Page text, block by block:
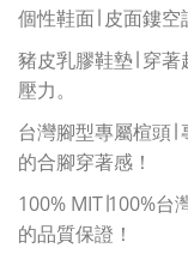
個性鞋面∣ 皮面鏤空
豬皮乳膠鞋墊∣ 穿
壓力。
台灣腳型專屬楦頭
的合腳穿著感！
100% MIT∣100%
的品質保證！